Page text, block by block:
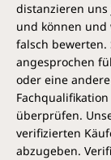
"Vegane
Veganer und
Dieses
vegan lebende -
ist es bestens
Annalena
distanzieren
und können und
falsch bewerten.
angesprochen
oder eine
überprüfen.
verifizierten
abzugeben.